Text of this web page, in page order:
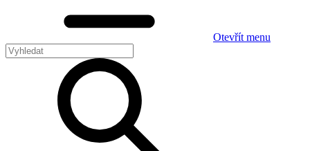
Otevřít menu